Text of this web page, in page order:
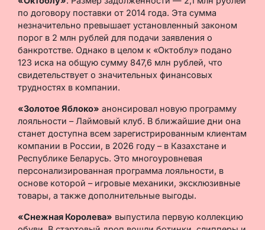
по договору поставки от 2014 года. Эта сумма
незначительно превышает установленный законом
порог в 2 млн рублей для подачи заявления о
банкротстве. Однако в целом к «Октоблу» подано
123 иска на общую сумму 847,6 млн рублей, что
свидетельствует о значительных финансовых
трудностях в компании.
«Золотое Яблоко» анонсировал новую программу
лояльности – Лаймовый клуб. В ближайшие дни она
станет доступна всем зарегистрированным клиентам
компании в России, в 2026 году – в Казахстане и
Республике Беларусь. Это многоуровневая
персонализированная программа лояльности, в
основе которой – игровые механики, эксклюзивные
товары, а также дополнительные выгоды.
«Снежная Королева» выпустила первую коллекцию